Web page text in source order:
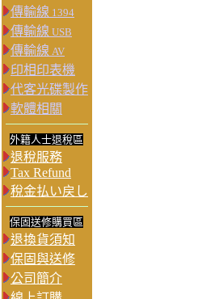
傳輸線 1394
傳輸線 USB
傳輸線 AV
印相印表機
代客光碟製作
軟體相關
外籍人士退稅區
退稅服務
Tax Refund
稅金払い戻し
保固送修購買區
退換貨須知
保固與送修
公司簡介